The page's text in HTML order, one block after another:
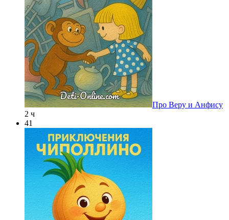
Про Веру и Анфису
2 ч
41